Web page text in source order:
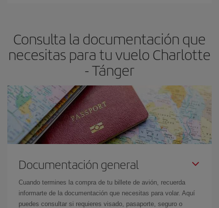
Consulta la documentación que
necesitas para tu vuelo Charlotte
- Tánger
Documentación general
Cuando termines la compra de tu billete de avión, recuerda
informarte de la documentación que necesitas para volar. Aquí
puedes consultar si requieres visado, pasaporte, seguro o